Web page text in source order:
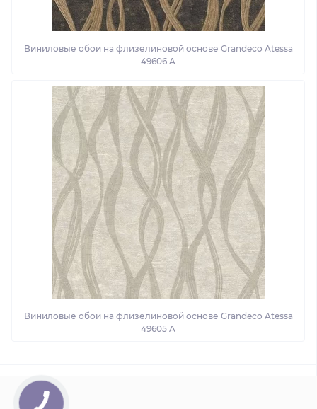
Виниловые обои на флизелиновой основе Grandeco Atessa
49606 A
Виниловые обои на флизелиновой основе Grandeco Atessa
49605 A